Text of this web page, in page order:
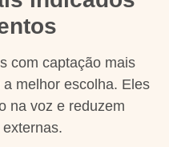
com captação mais
melhor escolha. Eles
na voz e reduzem